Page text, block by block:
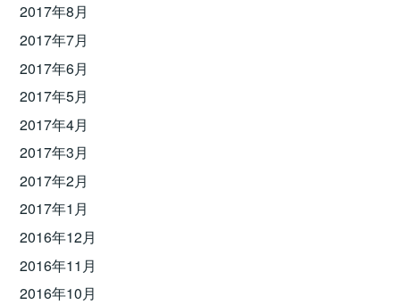
2017年8月
2017年7月
2017年6月
2017年5月
2017年4月
2017年3月
2017年2月
2017年1月
2016年12月
2016年11月
2016年10月